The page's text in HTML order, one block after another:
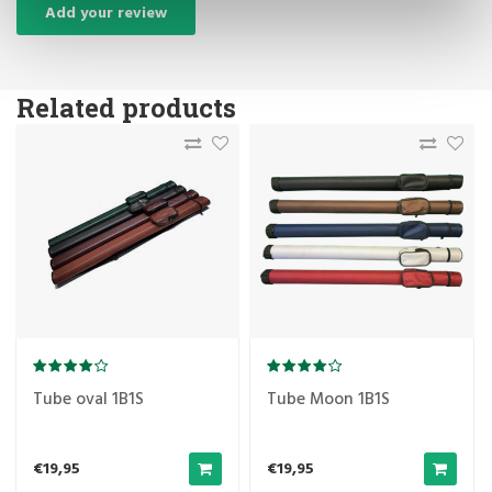
Add your review
Related products
Tube oval 1B1S
€19,95
Tube Moon 1B1S
€19,95